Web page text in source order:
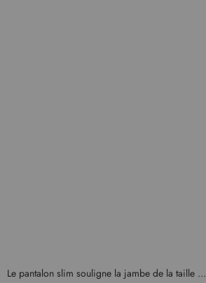
Le pantalon slim souligne la jambe de la taille ...